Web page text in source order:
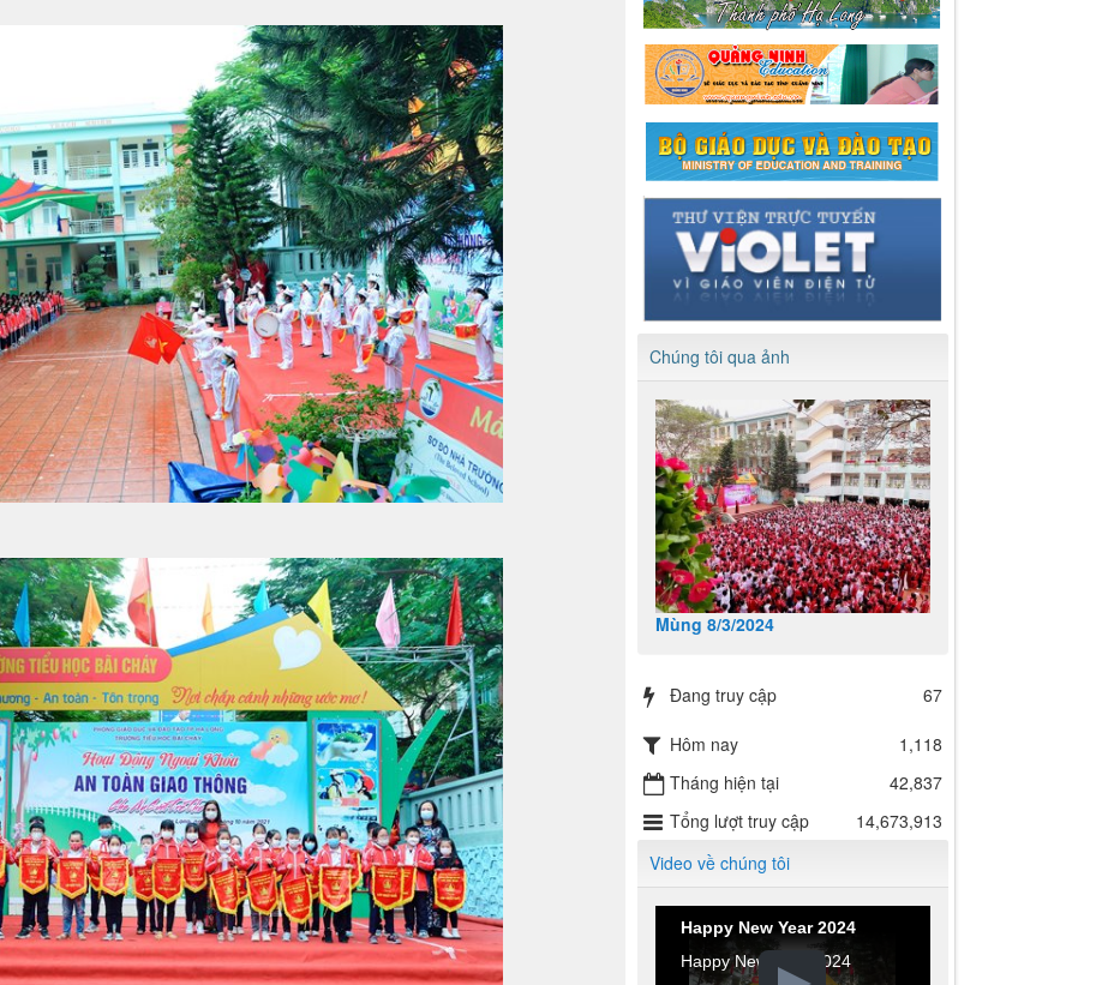
Chúng tôi qua ảnh
Mùng 8/3/2024
Đang truy cập 67
Hôm nay
1,118
Tháng hiện tại
42,837
Tổng lượt truy cập
14,673,913
Video về chúng tôi
Happy New Year 2024
Happy New Year 2024